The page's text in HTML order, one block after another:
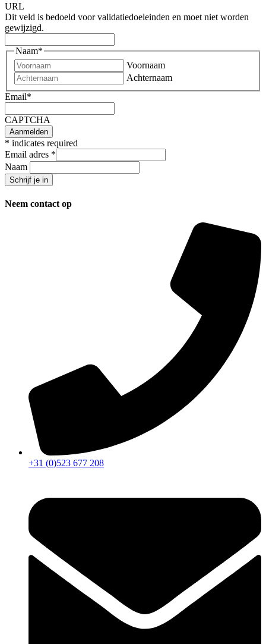
URL
Dit veld is bedoeld voor validatiedoeleinden en moet niet worden
gewijzigd.
Naam*
Voornaam
Achternaam
Email*
CAPTCHA
* indicates required
Email adres *
Naam
Neem contact op
+31 (0)523 677 208